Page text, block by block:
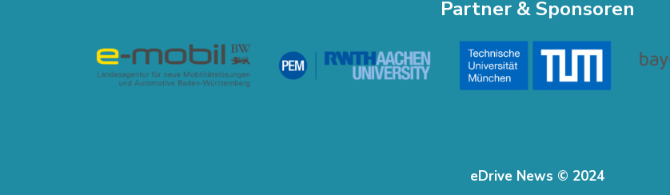
Partner & Sponsoren
eDrive News © 2024